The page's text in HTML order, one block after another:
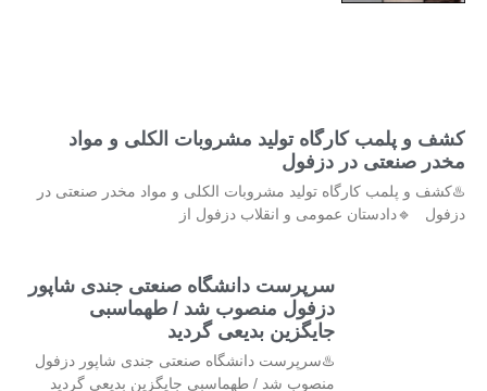
کشف و پلمب کارگاه تولید مشروبات الکلی و مواد
مخدر صنعتی در دزفول
♨️کشف و پلمب کارگاه تولید مشروبات الکلی و مواد مخدر صنعتی در
دزفول 🔹دادستان عمومی و انقلاب دزفول از
سرپرست دانشگاه صنعتی جندی شاپور
دزفول منصوب شد / طهماسبی
جایگزین بدیعی گردید
♨️سرپرست دانشگاه صنعتی جندی شاپور دزفول
منصوب شد / طهماسبی جایگزین بدیعی گردید